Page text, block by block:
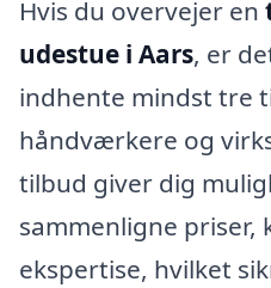
Hvis du overvejer en
udestue i Aars, er
indhente mindst tre
håndværkere og
tilbud giver dig
sammenligne priser,
ekspertise, hvilket